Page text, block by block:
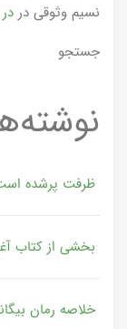
نسیم وثوقی در
جستجو
ظرفت پرشده‌
بخشی از کتاب
خلاصه رمان